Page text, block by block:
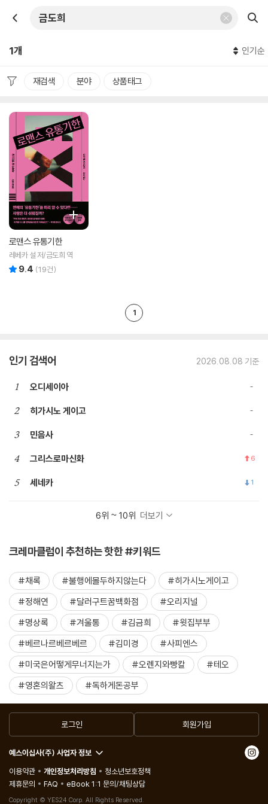
1개 인기순
재검색 분야 상품태그
로맨스 유통기한
레베카 설 저/금도희 역
9.4 (19건)
1
인기 검색어 2026.08.08 기준
1 오디세이아
2 히가시노 게이고
3 민음사
4 그리스로마신화 6
5 세네카 1
6위 ~ 10위 더보기
크레마클럽이 추천하는 핫한 #키워드
#채록 #불행에몰두하지않는다
#히가시노게이고
#정해연
#달러구트꿈백화점
#오리지널
#명상록
#겨울통 #김금희
#윗집부부
#베르나르베르베르
#김미경
#사피엔스
#미국은어떻게무너지는가
#오렌지와빵칼
#테오
#영혼의왈츠
#독하게돈공부
로그인 회원가입
예스이십사(주) 사업자 정보
이용약관
개인정보처리방침
청소년보호정책
제휴문의
FAQ eBook 1:1 문의/채팅상담
Copyright © YES24 Corp. All Rights Reserved.